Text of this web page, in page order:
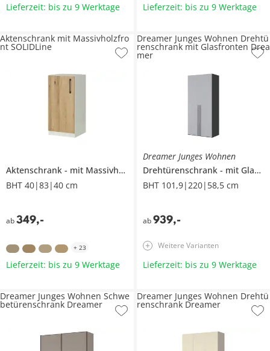
Lieferzeit: bis zu 9 Werktage Lieferzeit: bis zu 9 Werktage
Aktenschrank mit Massivholzfront
SOLIDLine
BHT 40|83|40 cm
ab349,-
Aktenschrank mit Massivholzfro
nt SOLIDLine
+ 23
Lieferzeit: bis zu 9 Werktage
Dreamer Junges Wohnen
Drehtürenschrank
mit Glasfronten
BHT 101,9|220|58,5 cm
ab 939,-
Dreamer Junges Wohnen Drehtü
renschrank mit Glasfronten Drea
mer
Weitere Varianten
Lieferzeit: bis zu 9 Werktage
Dreamer Junges Wohnen Schwe
betürenschrank Dreamer
Dreamer Junges Wohnen Drehtü
renschrank Dreamer